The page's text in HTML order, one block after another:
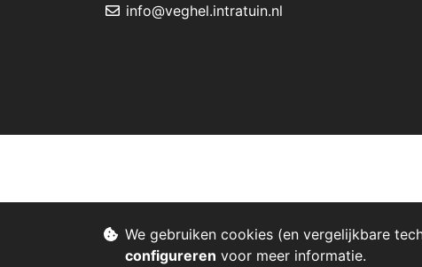
We gebruiken cookies (en vergelijkbare
configureren voor meer informatie.
info@veghel.intratuin.nl